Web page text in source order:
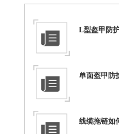
L型盔甲防
单面盔甲防
线缆拖链如